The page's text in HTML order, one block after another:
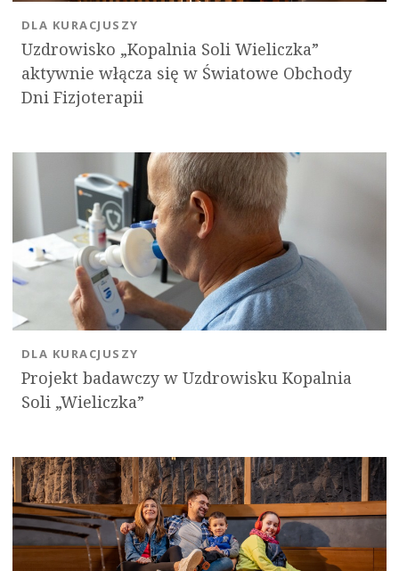
Uzdrowisko „Kopalnia Soli Wieliczka”
aktywnie włącza się w Światowe Obchody
Dni Fizjoterapii
DLA KURACJUSZY
Projekt badawczy w Uzdrowisku Kopalnia
Soli „Wieliczka”
DLA KURACJUSZY